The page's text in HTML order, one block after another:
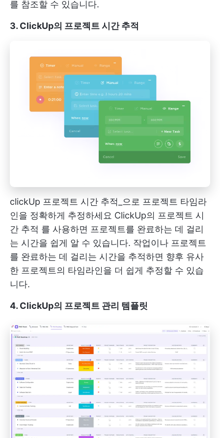
를 참조할 수 있습니다.
3. ClickUp의 프로젝트 시간 추적
clickUp 프로젝트 시간 추적_으로 프로젝트 타임라
인을 정확하게 추정하세요 ClickUp의 프로젝트 시
간 추적 를 사용하면 프로젝트를 완료하는 데 걸리
는 시간을 쉽게 알 수 있습니다. 작업이나 프로젝트
를 완료하는 데 걸리는 시간을 추적하면 향후 유사
한 프로젝트의 타임라인을 더 쉽게 추정할 수 있습
니다.
4. ClickUp의 프로젝트 관리 템플릿